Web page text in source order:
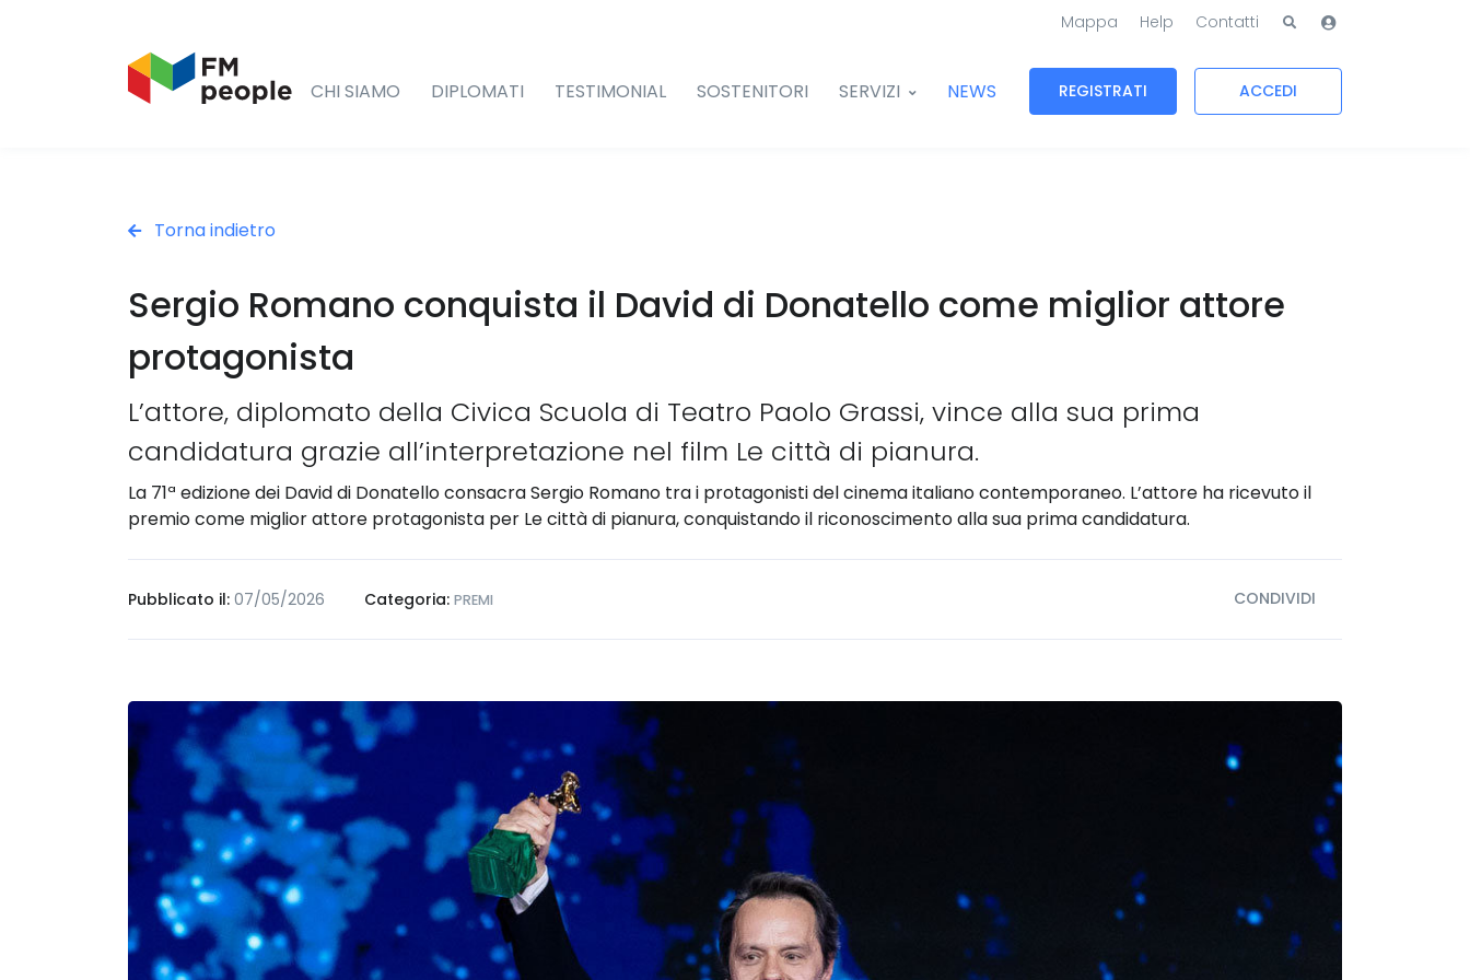
Mappa Help Contatti
CHI SIAMO DIPLOMATI TESTIMONIAL SOSTENITORI SERVIZI NEWS REGISTRATI ACCEDI
Torna indietro
Sergio Romano conquista il David di Donatello come miglior attore
protagonista
L’attore, diplomato della Civica Scuola di Teatro Paolo Grassi, vince alla sua prima
candidatura grazie all’interpretazione nel film Le città di pianura.
La 71ª edizione dei David di Donatello consacra Sergio Romano tra i protagonisti del cinema italiano contemporaneo. L’attore ha ricevuto il
premio come miglior attore protagonista per Le città di pianura, conquistando il riconoscimento alla sua prima candidatura.
Pubblicato il: 07/05/2026 Categoria: PREMI CONDIVIDI